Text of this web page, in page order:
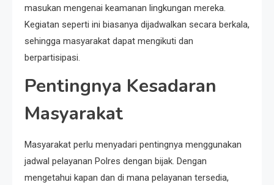
masukan mengenai keamanan lingkungan mereka.
Kegiatan seperti ini biasanya dijadwalkan secara berkala,
sehingga masyarakat dapat mengikuti dan
berpartisipasi.
Pentingnya Kesadaran
Masyarakat
Masyarakat perlu menyadari pentingnya menggunakan
jadwal pelayanan Polres dengan bijak. Dengan
mengetahui kapan dan di mana pelayanan tersedia,